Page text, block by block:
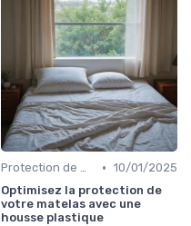
Protection de matelas • 10/01/2025
Optimisez la protection de
votre matelas avec une
housse plastique